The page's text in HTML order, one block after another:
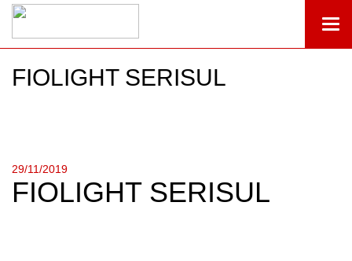
FIOLIGHT SERISUL
29/11/2019
FIOLIGHT SERISUL